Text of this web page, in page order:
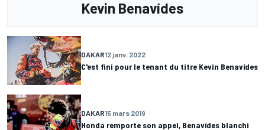
Kevin Benavídes
DAKAR12 janv. 2022
C'est fini pour le tenant du titre Kevin Benavídes
DAKAR15 mars 2019
Honda remporte son appel, Benavídes blanchi